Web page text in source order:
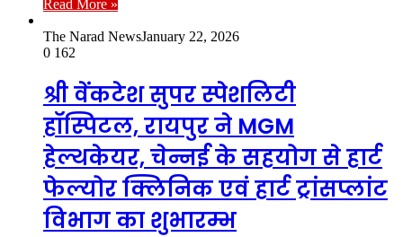
Read More »
The Narad NewsJanuary 22, 2026
0 162
श्री वेंकटेश सुपर स्पेशलिटी
हॉस्पिटल, रायपुर ने MGM
हेल्थकेयर, चेन्नई के सहयोग से हार्ट
फेल्योर क्लिनिक एवं हार्ट ट्रांसप्लांट
विभाग का शुभारम्भ